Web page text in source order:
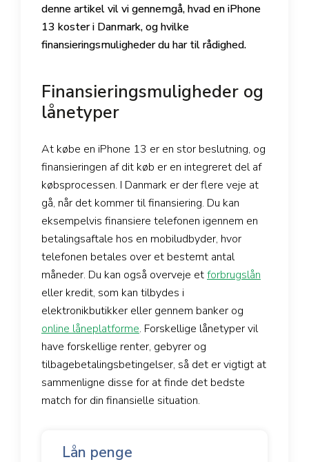
denne artikel vil vi gennemgå, hvad en iPhone
13 koster i Danmark, og hvilke
finansieringsmuligheder du har til rådighed.
Finansieringsmuligheder og
lånetyper
At købe en iPhone 13 er en stor beslutning, og
finansieringen af dit køb er en integreret del af
købsprocessen. I Danmark er der flere veje at
gå, når det kommer til finansiering. Du kan
eksempelvis finansiere telefonen igennem en
betalingsaftale hos en mobiludbyder, hvor
telefonen betales over et bestemt antal
måneder. Du kan også overveje etforbrugslån
eller kredit, som kan tilbydes i
elektronikbutikker eller gennem banker og
online låneplatforme. Forskellige lånetyper vil
have forskellige renter, gebyrer og
tilbagebetalingsbetingelser, så det er vigtigt at
sammenligne disse for at finde det bedste
match for din finansielle situation.
Lån penge